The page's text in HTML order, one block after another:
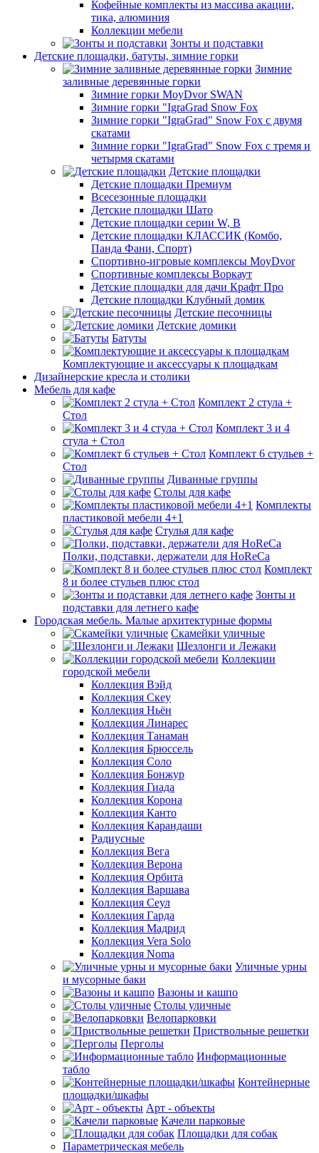
Кофейные комплекты из массива акации,
тика, алюминия
Коллекции мебели
Зонты и подставки
Детские площадки, батуты, зимние горки
Зимние
заливные деревянные горки
Зимние горки MoyDvor SWAN
Зимние горки "IgraGrad Snow Fox
Зимние горки "IgraGrad" Snow Fox с двумя
скатами
Зимние горки "IgraGrad" Snow Fox с тремя и
четырмя скатами
Детские площадки
Детские площадки Премиум
Всесезонные площадки
Детские площадки Шато
Детские площадки серии W, В
Детские площадки КЛАССИК (Комбо,
Панда Фани, Спорт)
Спортивно-игровые комплексы MoyDvor
Спортивные комплексы Воркаут
Детские площадки для дачи Крафт Про
Детские площадки Клубный домик
Детские песочницы
Детские домики
Батуты
Комплектующие и аксессуары к площадкам
Дизайнерские кресла и столики
Мебель для кафе
Комплект 2 стула +
Стол
Комплект 3 и 4
стула + Стол
Комплект 6 стульев +
Стол
Диванные группы
Столы для кафе
Комплекты
пластиковой мебели 4+1
Стулья для кафе
Полки, подставки, держатели для HoReCa
Комплект
8 и более стульев плюс стол
Зонты и
подставки для летнего кафе
Городская мебель. Малые архитектурные формы
Скамейки уличные
Шезлонги и Лежаки
Коллекции
городской мебели
Коллекция Вэйд
Коллекция Скеу
Коллекция Ньён
Коллекция Линарес
Коллекция Танаман
Коллекция Брюссель
Коллекция Соло
Коллекция Бонжур
Коллекция Гиада
Коллекция Корона
Коллекция Канто
Коллекция Карандаши
Радиусные
Коллекция Вега
Коллекция Верона
Коллекция Орбита
Коллекция Варшава
Коллекция Сеул
Коллекция Гарда
Коллекция Мадрид
Коллекция Vera Solo
Коллекция Noma
Уличные урны
и мусорные баки
Вазоны и кашпо
Столы уличные
Велопарковки
Приствольные решетки
Перголы
Информационные
табло
Контейнерные
площадки/шкафы
Арт - объекты
Качели парковые
Площадки для собак
Параметрическая мебель